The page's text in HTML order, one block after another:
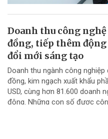
Doanh thu công
đồng, tiếp thêm
đổi mới sáng tạo
Doanh thu ngành công
đồng, kim ngạch xuất khẩu
USD, cùng hơn 81.600 doanh
động. Những con số được